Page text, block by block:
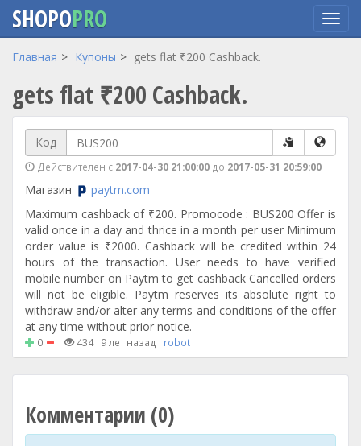
Перейти
основному
содержанию
SHOPOPRO
Главная Купоны gets flat ₹200 Cashback.
gets flat ₹200 Cashback.
Код
Действителен с 2017-04-30 21:00:00 до 2017-05-31 20:59:00
Магазин
paytm.com
​Maximum cashback of ₹200. Promocode : BUS200 Offer is
valid once in a day and thrice in a month per user Minimum
order value is ₹2000. Cashback will be credited within 24
hours of the transaction. User needs to have verified
mobile number on Paytm to get cashback Cancelled orders
will not be eligible. Paytm reserves its absolute right to
withdraw and/or alter any terms and conditions of the offer
at any time without prior notice.
0 434 9 лет назад robot
Комментарии (0)